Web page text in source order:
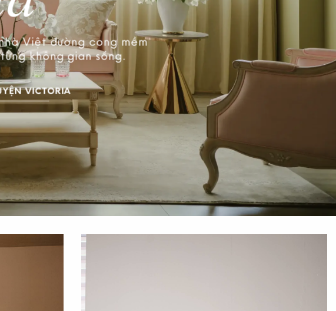
Việt đường cong mềm
không gian sống.
VICTORIA